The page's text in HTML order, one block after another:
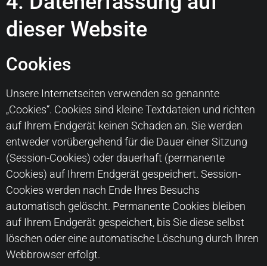
dieser Website
Cookies
Unsere Internetseiten verwenden so genannte
„Cookies“. Cookies sind kleine Textdateien und richten
auf Ihrem Endgerät keinen Schaden an. Sie werden
entweder vorübergehend für die Dauer einer Sitzung
(Session-Cookies) oder dauerhaft (permanente
Cookies) auf Ihrem Endgerät gespeichert. Session-
Cookies werden nach Ende Ihres Besuchs
automatisch gelöscht. Permanente Cookies bleiben
auf Ihrem Endgerät gespeichert, bis Sie diese selbst
löschen oder eine automatische Löschung durch Ihren
Webbrowser erfolgt.